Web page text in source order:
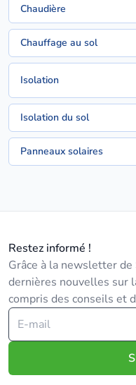
Chaudière
Chauffage au sol
Isolation
Isolation du sol
Panneaux solaires
Restez informé !
Grâce à la newsletter
dernières nouvelles sur
compris des conseils et